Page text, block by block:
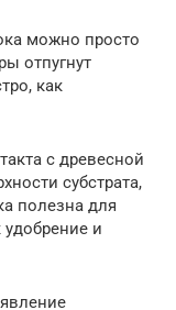
можно просто
отпугнут
как
с древесной
субстрата,
полезна для
удобрение и